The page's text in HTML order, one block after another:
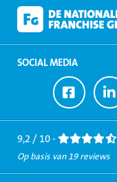
SOCIAL MEDIA
Ga
naar
Facebook
Ga
9,2 / 10 -
Op basis van 19 reviews